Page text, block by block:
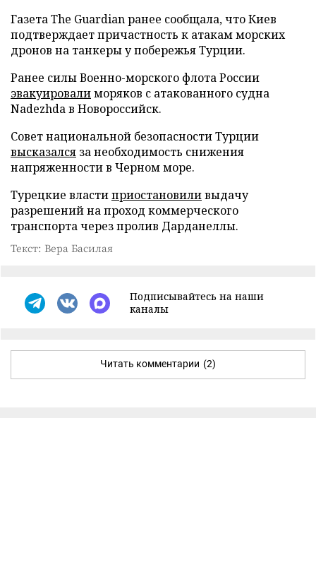
Газета The Guardian ранее сообщала, что Киев
подтверждает причастность к атакам морских
дронов на танкеры у побережья Турции.
Ранее силы Военно-морского флота России
эвакуировалиморяков с атакованного судна
Nadezhda в Новороссийск.
Совет национальной безопасности Турции
высказался за необходимость снижения
напряженности в Черном море.
Турецкие властиприостановиливыдачу
разрешений на проход коммерческого
транспорта через пролив Дарданеллы.
Текст: Вера Басилая
Подписывайтесь на наши
каналы
Читать комментарии (2)